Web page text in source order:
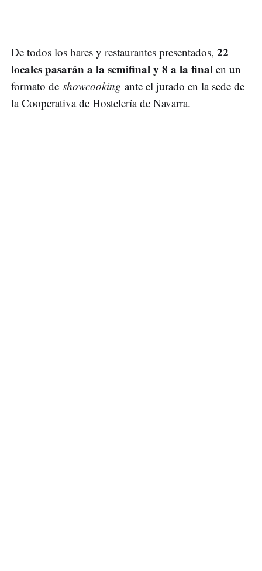
De todos los bares y restaurantes presentados, 22
locales pasarán a la semifinal y 8 a la final en un
formato de showcooking ante el jurado en la sede de
la Cooperativa de Hostelería de Navarra.